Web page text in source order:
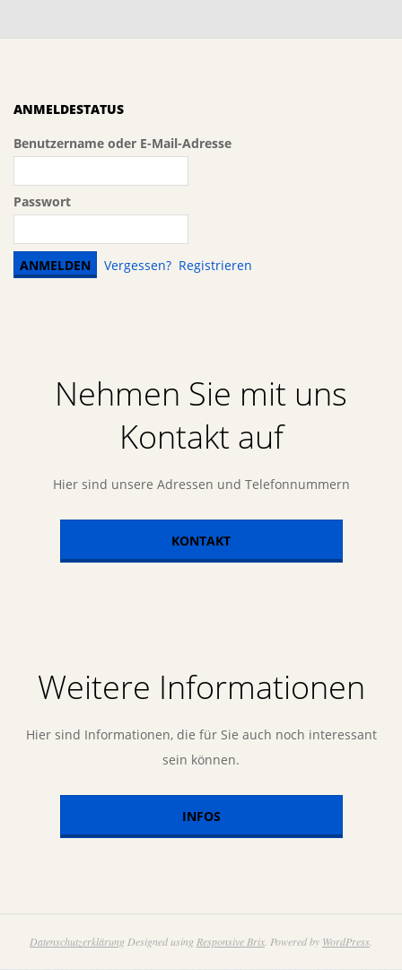
ANMELDESTATUS
Benutzername oder E-Mail-Adresse
Passwort
Vergessen? Registrieren
Nehmen Sie mit uns
Kontakt auf
Hier sind unsere Adressen und Telefonnummern
KONTAKT
Weitere Informationen
Hier sind Informationen, die für Sie auch noch interessant
sein können.
INFOS
Datenschutzerklärung Designed using Responsive Brix . Powered by WordPress